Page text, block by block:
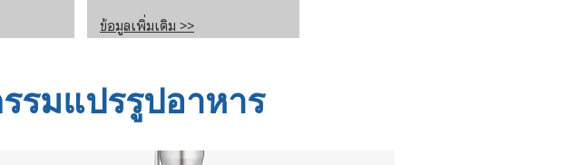
ข้อมูลเพิ่มเติม >>
รมแปรรูปอาหาร